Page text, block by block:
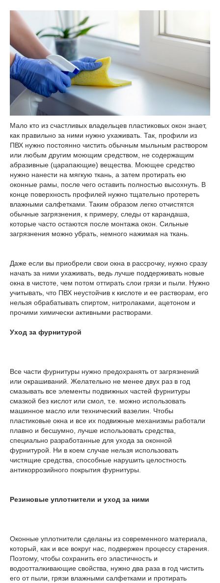
Мало кто из счастливых владельцев пластиковых окон знает,
как правильно за ними нужно ухаживать. Так, профили из
ПВХ нужно постоянно чистить обычным мыльным раствором
или любым другим моющим средством, не содержащим
абразивные (царапающие) вещества. Моющее средство
нужно нанести на мягкую ткань, а затем протирать ею
оконные рамы, после чего оставить полностью высохнуть. В
конце поверхность профилей нужно тщательно протереть
влажными салфетками. Таким образом легко отчистятся
обычные загрязнения, к примеру, следы от карандаша,
которые часто остаются после монтажа окон. Сильные
загрязнения можно убрать, немного нажимая на ткань.
Даже если вы приобрели свои окна в рассрочку, нужно сразу
начать за ними ухаживать, ведь лучше поддерживать новые
окна в чистоте, чем потом оттирать слои грязи и пыли. Нужно
учитывать, что ПВХ неустойчив к кислоте и ее растворам, его
нельзя обрабатывать спиртом, нитролаками, ацетоном и
прочими химически активными растворами.
Уход за фурнитурой
Все части фурнитуры нужно предохранять от загрязнений
или окрашиваний. Желательно не менее двух раз в год
смазывать все элементы подвижных частей фурнитуры
смазкой без кислот или смол, т.е. можно использовать
машинное масло или технический вазелин. Чтобы
пластиковые окна и все их подвижные механизмы работали
плавно и бесшумно, лучше использовать средства,
специально разработанные для ухода за оконной
фурнитурой. Ни в коем случае нельзя использовать
чистящие средства, способные нарушить целостность
антикоррозийного покрытия фурнитуры.
Резиновые уплотнители и уход за ними
Оконные уплотнители сделаны из современного материала,
который, как и все вокруг нас, подвержен процессу старения.
Поэтому, чтобы сохранить его эластичность и
водоотталкивающие свойства, нужно два раза в год чистить
его от пыли, грязи влажными салфетками и протирать